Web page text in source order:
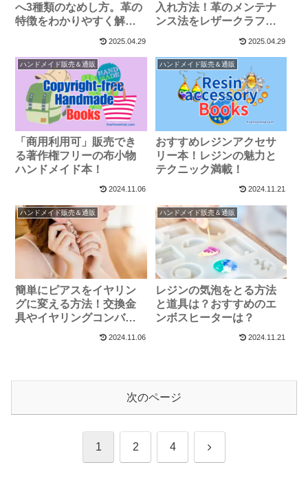
へ3種類のなめし方。革の
特徴をわかりやすく解
2025.04.29
入れ方法！革のメンテナ
ンス法をレザークラフト
2025.04.29
ハンドメイド販売＆通販
「商用利用可」販売でき
る著作権フリーの布小物
ハンドメイド本！
2024.11.06
ハンドメイド販売＆通販
おすすめレジンアクセサ
リー本！レジンの魅力と
テクニック満載！
2024.11.21
ハンドメイド販売＆通販
簡単にピアスをイヤリン
グに変える方法！交換金
具やイヤリングコンバー
2024.11.06
ハンドメイド販売＆通販
レジンの気泡をとる方法
と道具は？おすすめのエ
ンボスヒーターは？
2024.11.21
次のページ
1 2 4 次